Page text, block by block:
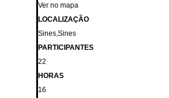
Ver no mapa
LOCALIZAÇÃO
Sines,Sines
PARTICIPANTES
22
HORAS
16